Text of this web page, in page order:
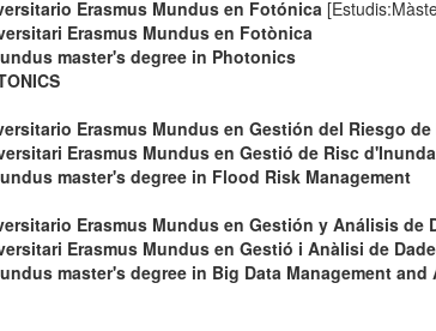
Erasmus Mundus en Fotónica
Erasmus Mundus en Fotònica
master's degree in Photonics
Erasmus Mundus en Gestión del Riesgo
Erasmus Mundus en Gestió de Risc
master's degree in Flood Risk Management
Erasmus Mundus en Gestión y Análisis de
Erasmus Mundus en Gestió i Anàlisi de
master's degree in Big Data Management